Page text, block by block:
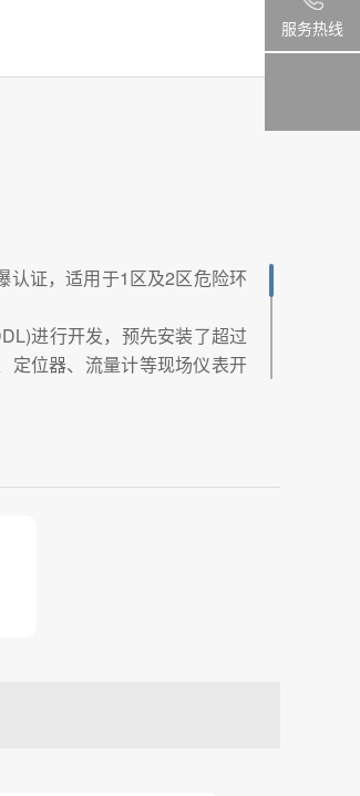
认证，适用于1区及2区危险环
进行开发，预先安装了超过
定位器、流量计等现场仪表开
偶分度查询功能，该产品可
服务热线